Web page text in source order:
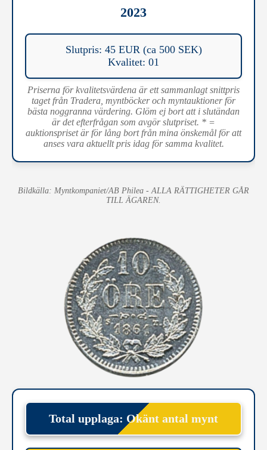
2023
Slutpris: 45 EUR (ca 500 SEK)
Kvalitet: 01
Priserna för kvalitetsvärdena är ett sammanlagt snittpris
taget från Tradera, myntböcker och myntauktioner för
bästa noggranna värdering. Glöm ej bort att i slutändan
är det efterfrågan som avgör slutpriset. * =
auktionspriset är för lång bort från mina önskemål för att
anses vara aktuellt pris idag för samma kvalitet.
Bildkälla: Myntkompaniet/AB Philea - ALLA RÄTTIGHETER GÅR
TILL ÄGAREN.
Total upplaga: Okänt antal mynt